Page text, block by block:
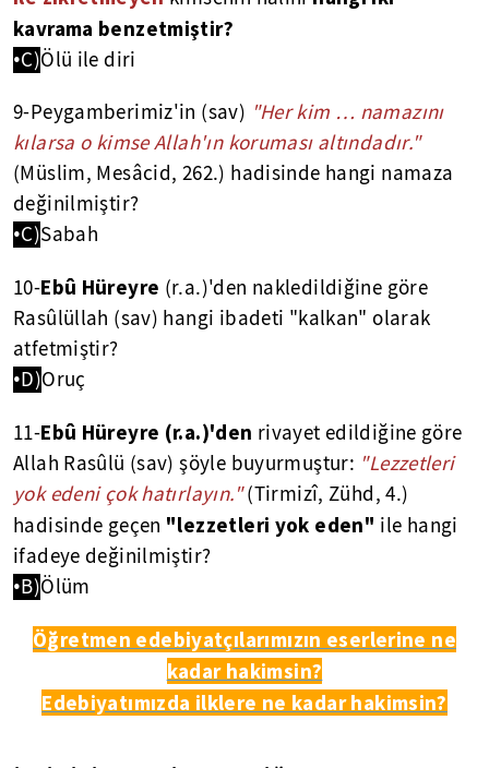
kavrama benzetmiştir?
•C)Ölü ile diri
9-Peygamberimiz'in (sav) "Her kim … namazını
kılarsa o kimse Allah'ın koruması altındadır."
(Müslim, Mesâcid, 262.) hadisinde hangi namaza
değinilmiştir?
•C)Sabah
10-Ebû Hüreyre (r.a.)'den nakledildiğine göre
Rasûlüllah (sav) hangi ibadeti "kalkan" olarak
atfetmiştir?
•D)Oruç
11-Ebû Hüreyre (r.a.)'den rivayet edildiğine göre
Allah Rasûlü (sav) şöyle buyurmuştur: "Lezzetleri
yok edeni çok hatırlayın."(Tirmizî, Zühd, 4.)
hadisinde geçen "lezzetleri yok eden" ile hangi
ifadeye değinilmiştir?
•B)Ölüm
Öğretmen edebiyatçılarımızın eserlerine ne
kadar hakimsin?
Edebiyatımızda ilklere ne kadar hakimsin?